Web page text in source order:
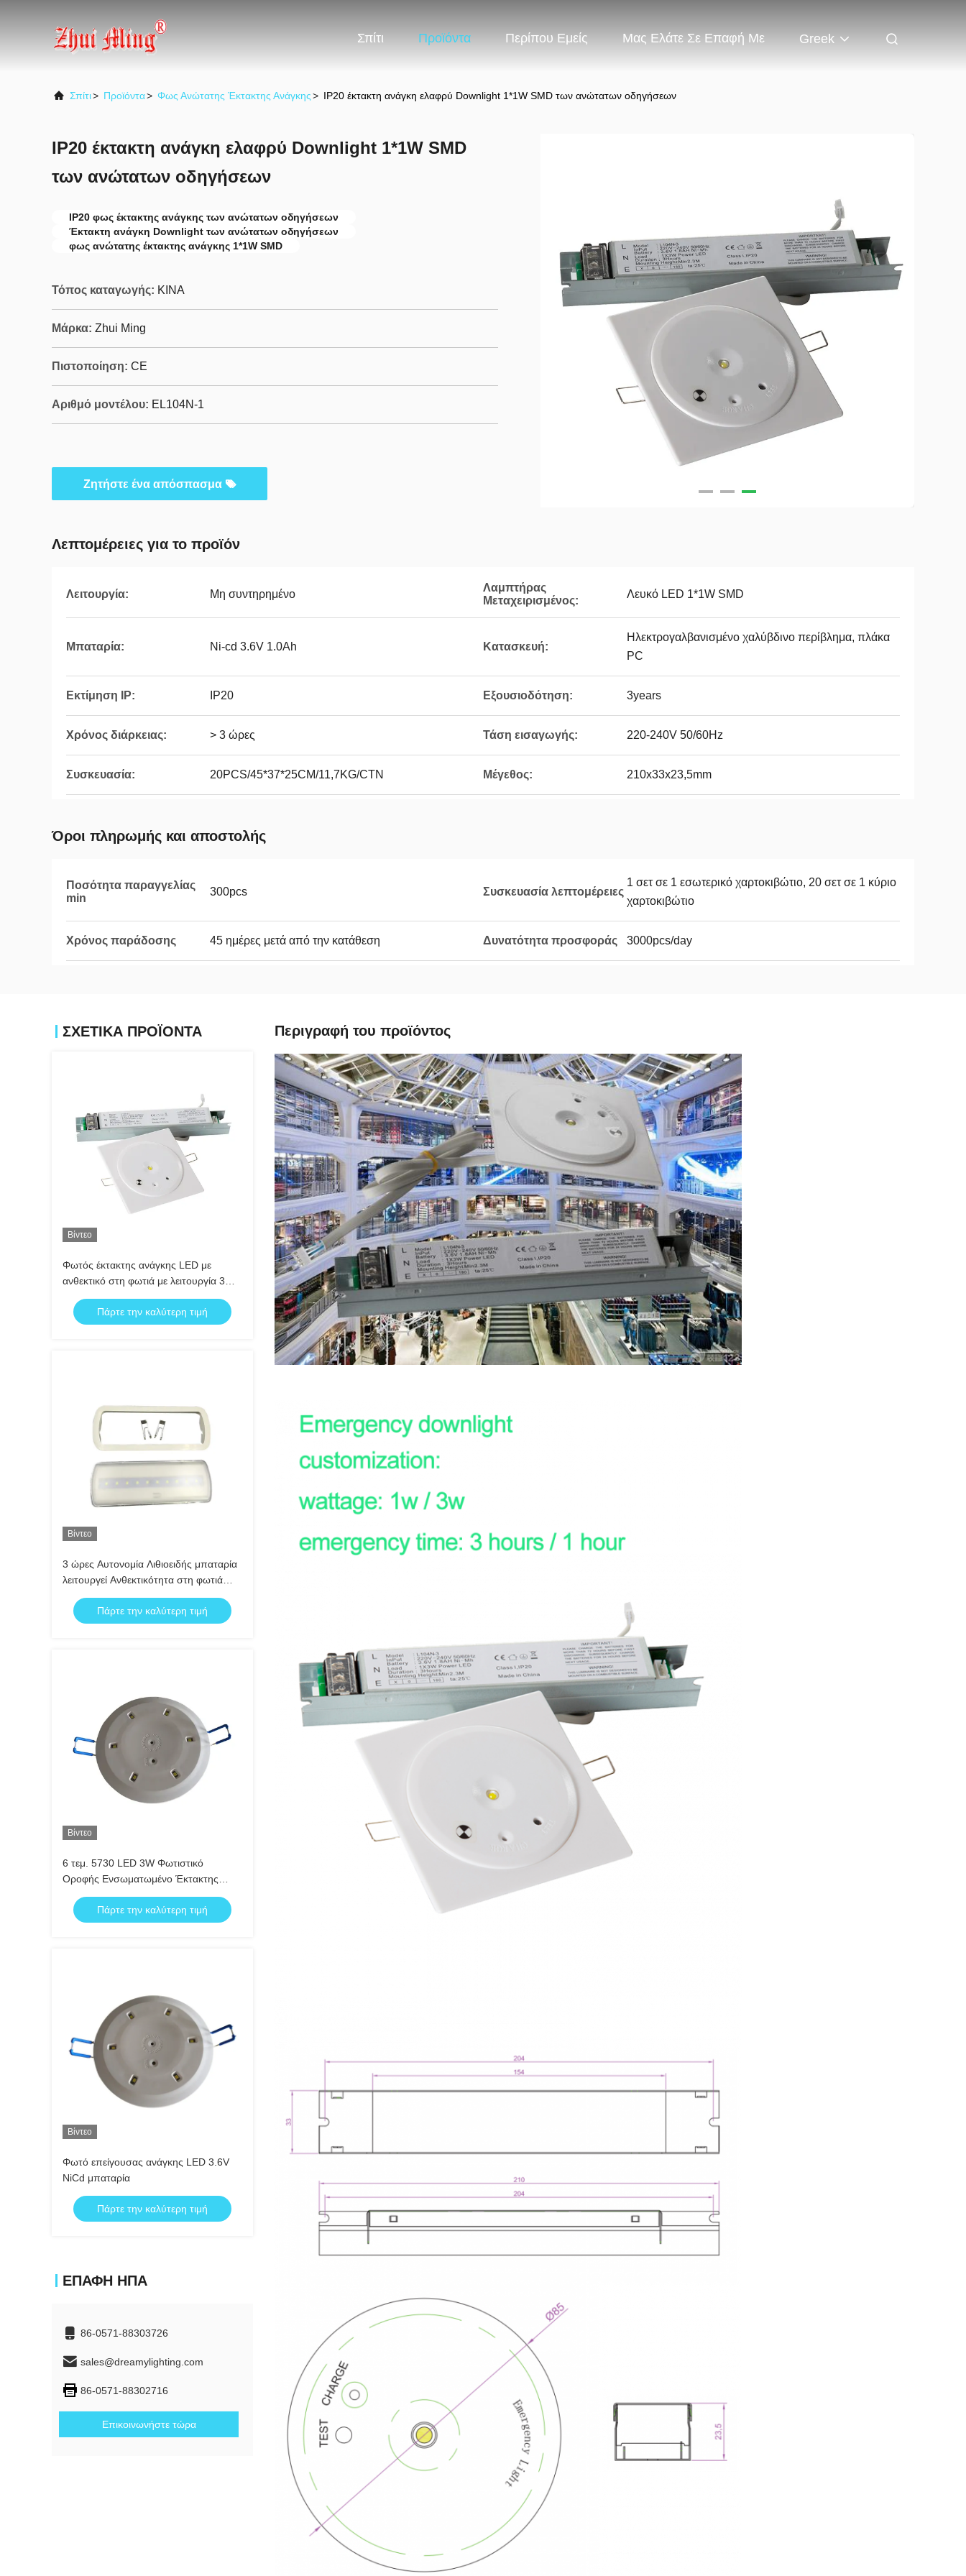
Σπίτι Προϊόντα Περίπου Εμείς Μας Ελάτε Σε Επαφή Με Greek
Σπίτι> Προϊόντα> Φως Ανώτατης Έκτακτης Ανάγκης> IP20 έκτακτη ανάγκη ελαφρύ Downlight 1*1W SMD των ανώτατων οδηγήσεων
IP20 έκτακτη ανάγκη ελαφρύ Downlight 1*1W SMD
των ανώτατων οδηγήσεων
IP20 φως έκτακτης ανάγκης των ανώτατων οδηγήσεων
Έκτακτη ανάγκη Downlight των ανώτατων οδηγήσεων
φως ανώτατης έκτακτης ανάγκης 1*1W SMD
Τόπος καταγωγής: ΚΙΝΑ
Μάρκα: Zhui Ming
Πιστοποίηση: CE
Αριθμό μοντέλου: EL104N-1
Ζητήστε ένα απόσπασμα
Λεπτομέρειες για το προϊόν
Λειτουργία: Μη συντηρημένο
Λαμπτήρας
Μεταχειρισμένος:
Λευκό LED 1*1W SMD
Μπαταρία: Ni-cd 3.6V 1.0Ah Κατασκευή:
Ηλεκτρογαλβανισμένο χαλύβδινο περίβλημα, πλάκα
PC
Εκτίμηση IP: IP20 Εξουσιοδότηση: 3years
Χρόνος διάρκειας: > 3 ώρες Τάση εισαγωγής: 220-240V 50/60Hz
Συσκευασία: 20PCS/45*37*25CM/11,7KG/CTN Μέγεθος: 210x33x23,5mm
Όροι πληρωμής και αποστολής
Ποσότητα παραγγελίας
min
300pcs Συσκευασία λεπτομέρειες
1 σετ σε 1 εσωτερικό χαρτοκιβώτιο, 20 σετ σε 1 κύριο
χαρτοκιβώτιο
Χρόνος παράδοσης 45 ημέρες μετά από την κατάθεση Δυνατότητα προσφοράς 3000pcs/day
ΣΧΕΤΙΚΑ ΠΡΟΪΟΝΤΑ
Βίντεο
Φωτός έκτακτης ανάγκης LED με
ανθεκτικό στη φωτιά με λειτουργία 3
ωρών και λειτουργία μη συντηρούμενη
Πάρτε την καλύτερη τιμή
Βίντεο
3 ώρες Αυτονομία Λιθιοειδής μπαταρία
λειτουργεί Ανθεκτικότητα στη φωτιά
ABS Οροφή φωτισμός έκτακτης
ανάγκης με ενσωματωμένη
εγκατάσταση
Πάρτε την καλύτερη τιμή
Βίντεο
6 τεμ. 5730 LED 3W Φωτιστικό
Οροφής Ενσωματωμένο Έκτακτης
Ανάγκης IP20
Πάρτε την καλύτερη τιμή
Βίντεο
Φωτό επείγουσας ανάγκης LED 3.6V
NiCd μπαταρία
Πάρτε την καλύτερη τιμή
ΕΠΑΦΉ ΗΠΑ
86-0571-88303726
sales@dreamylighting.com
86-0571-88302716
Επικοινωνήστε τώρα
Περιγραφή του προϊόντος